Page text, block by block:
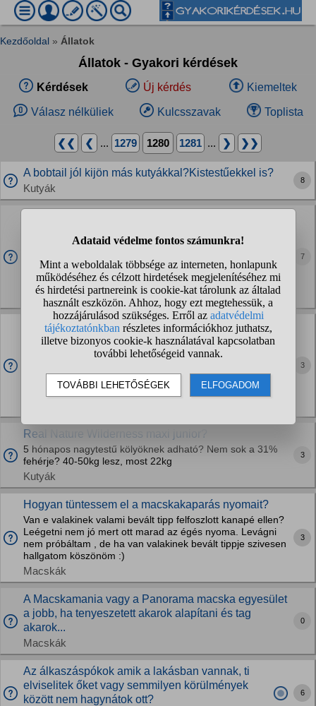
Kezdőoldal » Állatok
Állatok - Gyakori kérdések
Kérdések Új kérdés Kiemeltek
Válasz nélküliek Kulcsszavak Toplista
❮❮ ❮ ... 1279 1280 1281 ... ❯ ❯❯
A bobtail jól kijön más kutyákkal?Kistestűekkel is?
Kutyák
8
Szomorú, de vannak kutyák akik több mint egy éve
szabadon lófrálnak a falu utcáin. Vízparti területen lakunk,
sokszor letévednek oda is valamilyen élelem reményében.
Az elmúlt egy hónapban megugrott a kóbor...
Állatvédelem
7
Jó minőségű (és viszonylag olcsó) macska
szárazeledel?
Írnátok nekem olyan száraz táp márkákat, ami jobb
van, lehet ennél olcsóbb is) Previtalt kaptak eddig, akciósan
szoktam nagyobb kiszerelést venni. A...
3
Real Nature Wilderness maxi junior?
5 hónapos nagytestű kölyöknek adható? Nem sok a 31%
fehérje? 40-50kg lesz, most 22kg
Kutyák
3
Hogyan tüntessem el a macskakaparás nyomait?
Van e valakinek valami bevált tipp felfoszlott kanapé ellen?
Leégetni nem jó mert ott marad az égés nyoma. Levágni
nem próbáltam , de ha van valakinek bevált tippje szivesen
hallgatom köszönöm :)
Macskák
3
A Macskamania vagy a Panorama macska egyesület
a jobb, ha tenyeszetett akarok alapítani és tag
akarok...
Macskák
0
Az álkaszáspókok amik a lakásban vannak, ti
elviselitek őket vagy semmilyen körülmények
között nem hagynátok ott?
6